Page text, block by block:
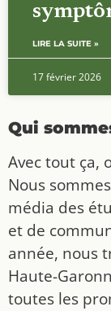
LIRE LA SUITE »
17 février 2026
Qui
Avec tout ça,
Nous
média des
et de
année, nous
Haute-
toutes les